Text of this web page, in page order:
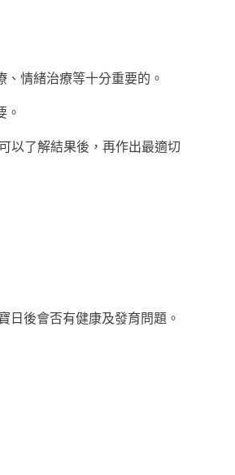
情緒治療等十分重要的。
。
以了解結果後，再作出最適切
日後會否有健康及發育問題。